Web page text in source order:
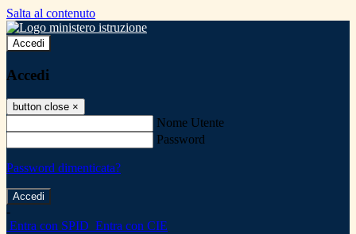
Salta al contenuto
Accedi
Accedi
button close ×
Nome Utente
Password
Password dimenticata?
-
Entra con SPID Entra con CIE